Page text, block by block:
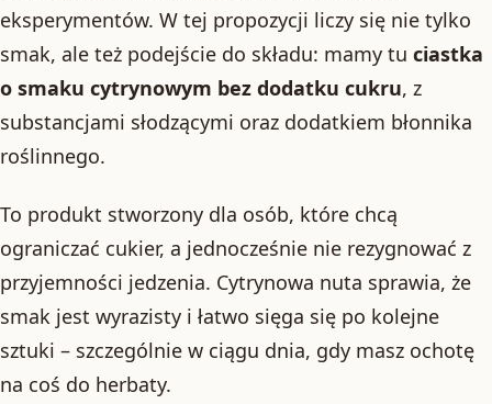
eksperymentów. W tej propozycji liczy się nie tylko
smak, ale też podejście do składu: mamy tu ciastka
o smaku cytrynowym bez dodatku cukru, z
substancjami słodzącymi oraz dodatkiem błonnika
roślinnego.
To produkt stworzony dla osób, które chcą
ograniczać cukier, a jednocześnie nie rezygnować z
przyjemności jedzenia. Cytrynowa nuta sprawia, że
smak jest wyrazisty i łatwo sięga się po kolejne
sztuki – szczególnie w ciągu dnia, gdy masz ochotę
na coś do herbaty.